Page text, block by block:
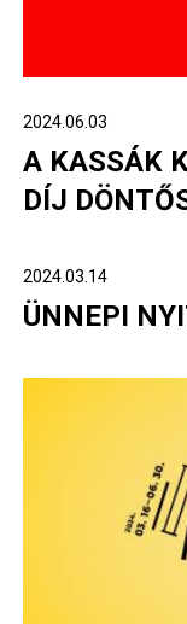
2024.06.03
A KASSÁK
DÍJ
2024.03.14
ÜNNEPI